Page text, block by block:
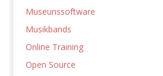
Museunssoftware
Musikbands
Online Training
Open Source